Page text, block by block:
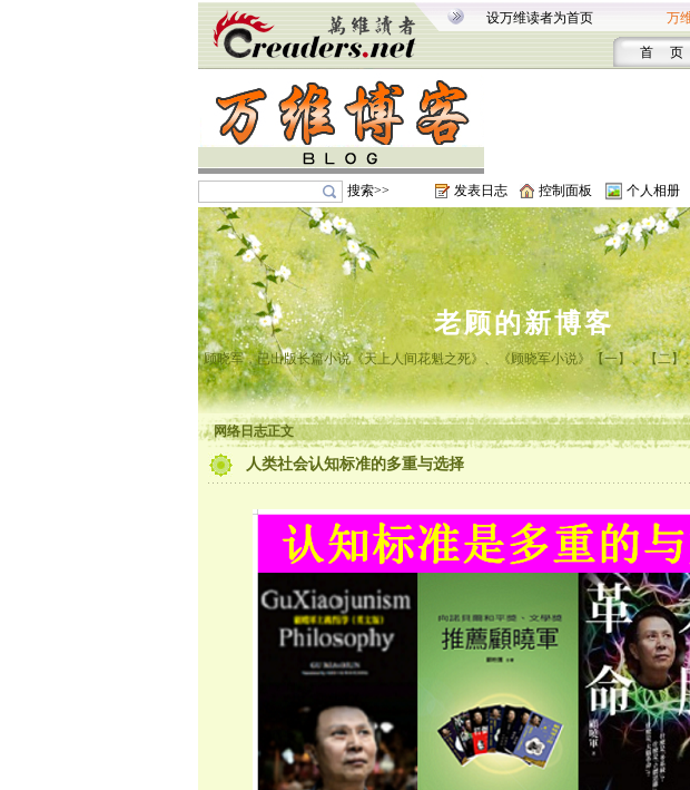
设万维读者为首页 万
首 页
搜索>> 发表日志 控制面板 个人相册
老顾的新博客
顾晓军，已出版长篇小说《天上人间花魁之死》、《顾晓军小说》【一】、【二】
网络日志正文
人类社会认知标准的多重与选择